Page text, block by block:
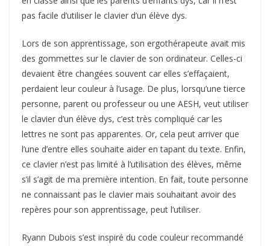
pas facile d’utiliser le clavier d’un élève dys.
Lors de son apprentissage, son ergothérapeute avait mis
des gommettes sur le clavier de son ordinateur. Celles-ci
devaient être changées souvent car elles s’effaçaient,
perdaient leur couleur à l’usage. De plus, lorsqu’une tierce
personne, parent ou professeur ou une AESH, veut utiliser
le clavier d’un élève dys, c’est très compliqué car les
lettres ne sont pas apparentes. Or, cela peut arriver que
l’une d’entre elles souhaite aider en tapant du texte. Enfin,
ce clavier n’est pas limité à l’utilisation des élèves, même
s’il s’agit de ma première intention. En fait, toute personne
ne connaissant pas le clavier mais souhaitant avoir des
repères pour son apprentissage, peut l’utiliser.
Ryann Dubois s’est inspiré du code couleur recommandé